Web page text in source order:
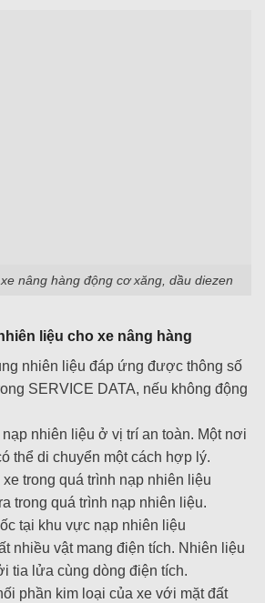
nâng hàng động cơ xăng, dầu diezen
liệu cho xe nâng hàng
nhiên liệu đáp ứng được thông số
SERVICE DATA, nếu không động
nhiên liệu ở vị trí an toàn. Một nơi
thể di chuyển một cách hợp lý.
trong quá trình nạp nhiên liệu
trong quá trình nạp nhiên liệu.
tại khu vực nạp nhiên liệu
nhiều vật mang điện tích. Nhiên liệu
tia lửa cùng dòng điện tích.
phần kim loại của xe với mặt đất